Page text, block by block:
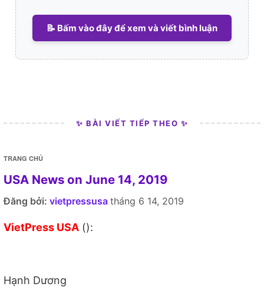
📝 Bấm vào đây để xem và viết bình luận
✨ BÀI VIẾT TIẾP THEO ✨
TRANG CHỦ
USA News on June 14, 2019
Đăng bởi: vietpressusa tháng 6 14, 2019
VietPress USA ():
Hạnh Dương